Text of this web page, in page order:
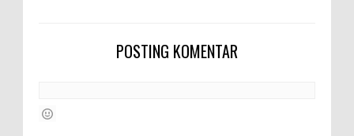
POSTING KOMENTAR